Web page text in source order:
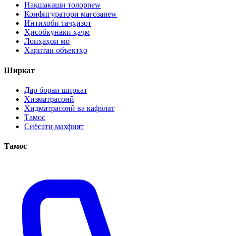
Нақшакаши толорnew
Конфигуратори мағозаnew
Интихоби таҷҳизот
Ҳисобкунаки ҳаҷм
Лоиҳаҳои мо
Харитаи объектҳо
Ширкат
Дар бораи ширкат
Хизматрасонӣ
Хидматрасонӣ ва кафолат
Тамос
Сиёсати махфият
Тамос